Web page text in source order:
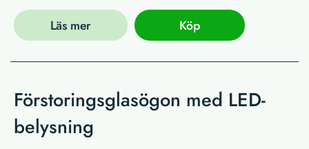
Läs mer Köp
Förstoringsglasögon med LED-
belysning